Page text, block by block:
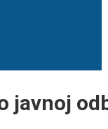
javnoj